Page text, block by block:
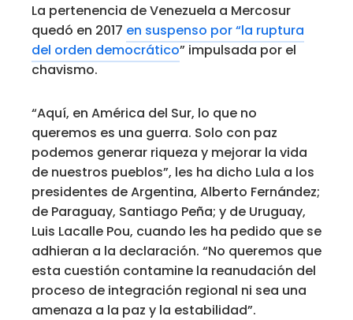
La pertenencia de Venezuela a Mercosur
quedó en 2017 en suspenso por “la ruptura
del orden democrático” impulsada por el
chavismo.
“Aquí, en América del Sur, lo que no
queremos es una guerra. Solo con paz
podemos generar riqueza y mejorar la vida
de nuestros pueblos”, les ha dicho Lula a los
presidentes de Argentina, Alberto Fernández;
de Paraguay, Santiago Peña; y de Uruguay,
Luis Lacalle Pou, cuando les ha pedido que se
adhieran a la declaración. “No queremos que
esta cuestión contamine la reanudación del
proceso de integración regional ni sea una
amenaza a la paz y la estabilidad”.